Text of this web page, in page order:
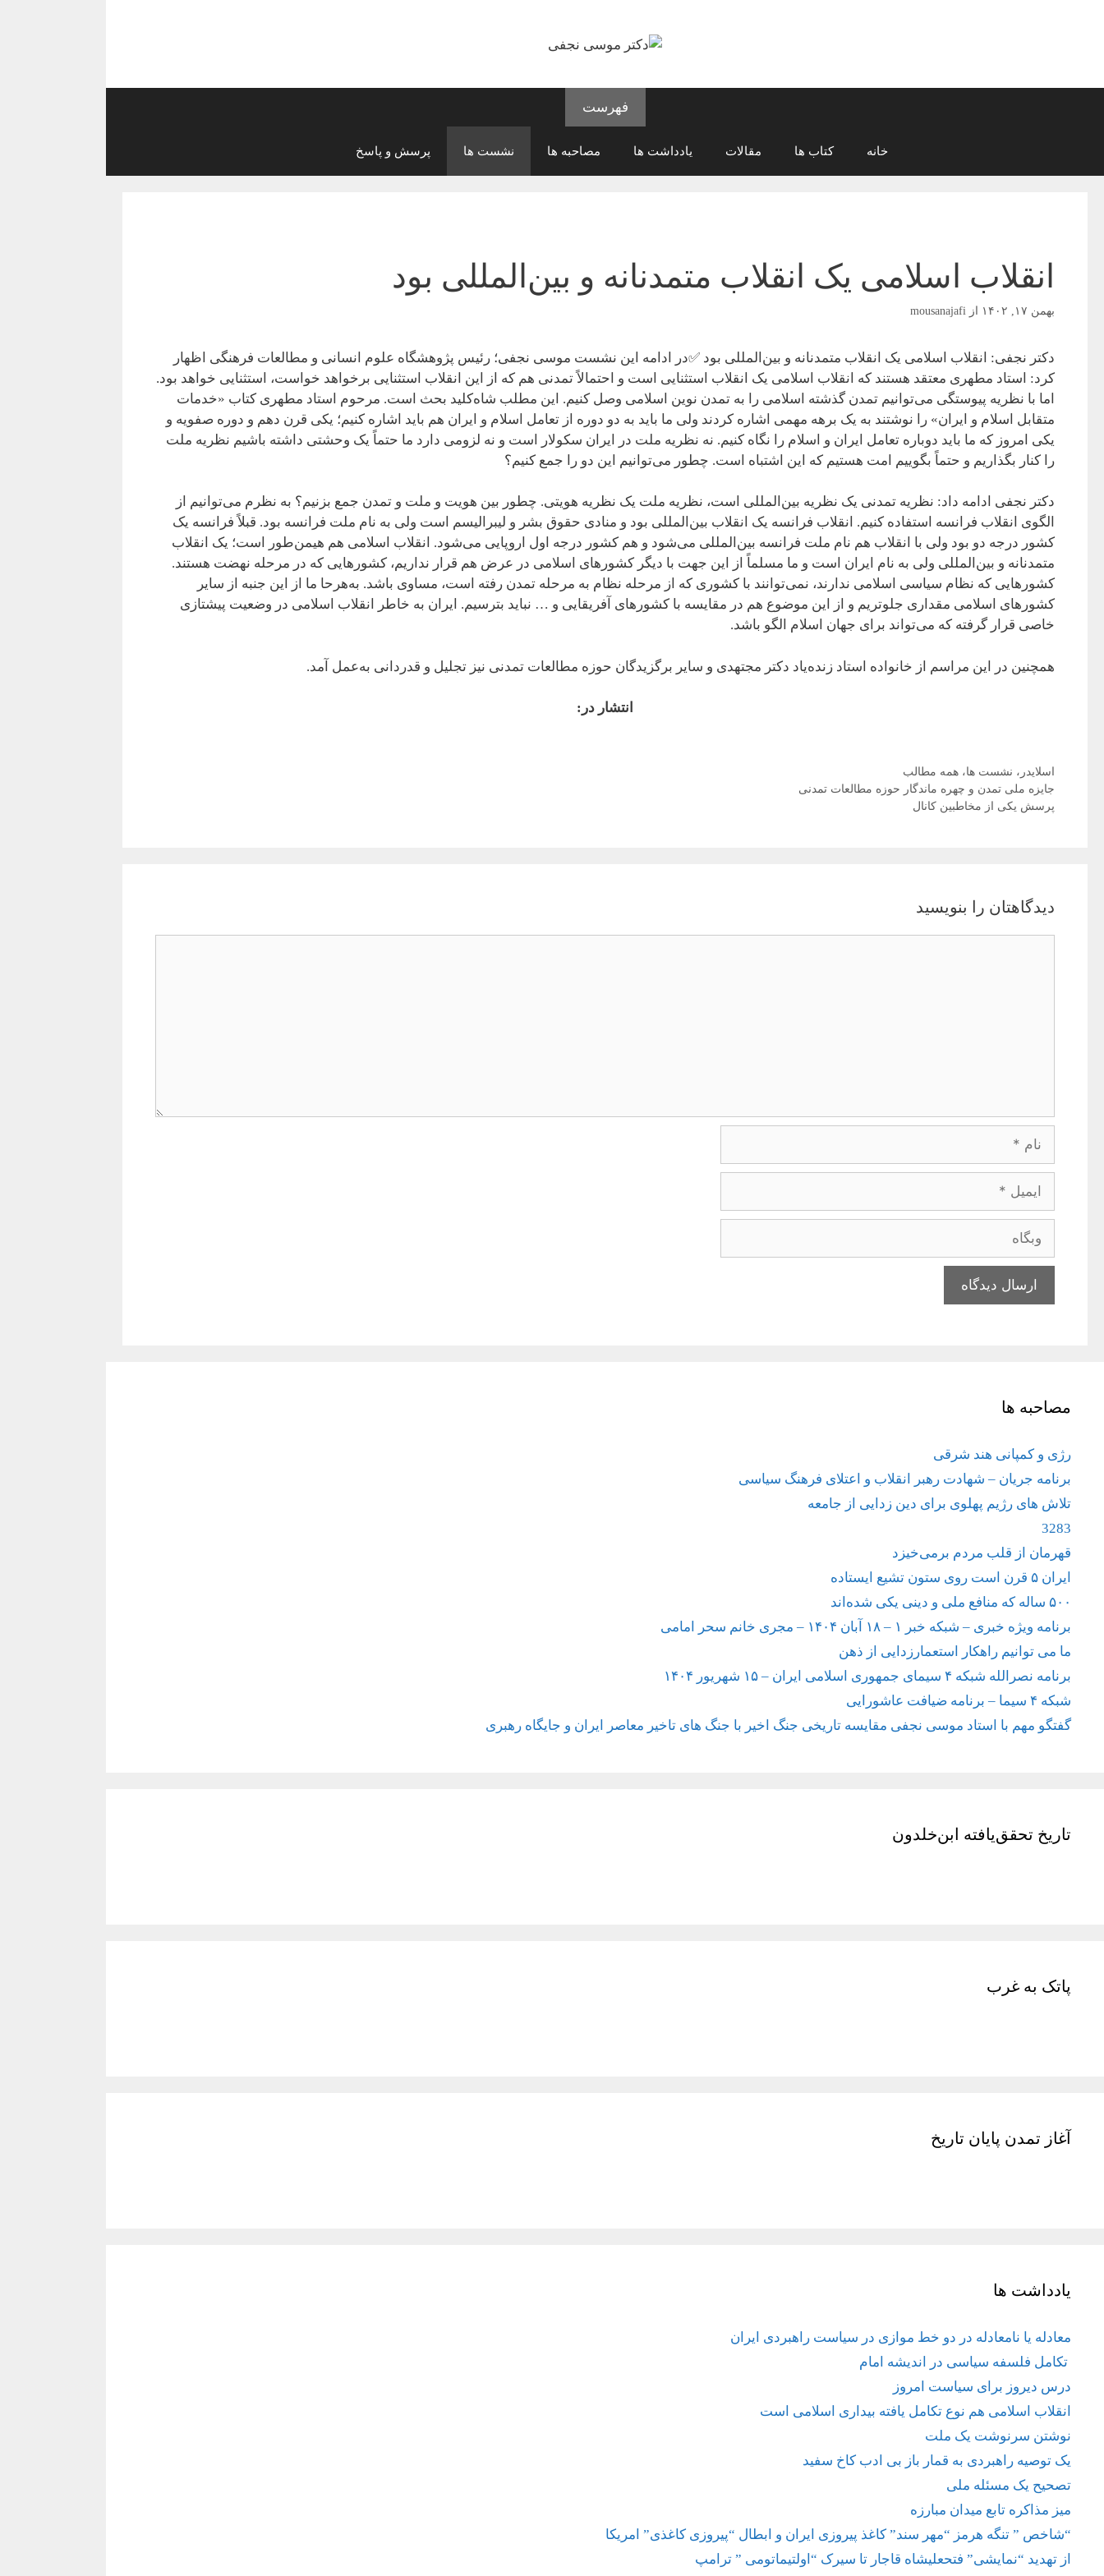
فهرست
خانه کتاب ها مقالات یادداشت ها مصاحبه ها نشست ها پرسش و پاسخ
انقلاب اسلامی یک انقلاب متمدنانه و بین‌المللی بود
بهمن ۱۷, ۱۴۰۲ از mousanajafi
دکتر نجفی: انقلاب اسلامی یک انقلاب متمدنانه و بین‌المللی بود ✅در ادامه این نشست موسی نجفی؛ رئیس پژوهشگاه علوم انسانی و مطالعات فرهنگی اظهار
کرد: استاد مطهری معتقد هستند که انقلاب اسلامی یک انقلاب استثنایی است و احتمالاً تمدنی هم که از این انقلاب استثنایی برخواهد خواست، استثنایی خواهد بود.
اما با نظریه پیوستگی می‌توانیم تمدن گذشته اسلامی را به تمدن نوین اسلامی وصل کنیم. این مطلب شاه‌کلید بحث است. مرحوم استاد مطهری کتاب «خدمات
متقابل اسلام و ایران» را نوشتند به یک برهه مهمی اشاره کردند ولی ما باید به دو دوره از تعامل اسلام و ایران هم باید اشاره کنیم؛ یکی قرن دهم و دوره صفویه و
یکی امروز که ما باید دوباره تعامل ایران و اسلام را نگاه کنیم. نه نظریه ملت در ایران سکولار است و نه لزومی دارد ما حتماً یک وحشتی داشته باشیم نظریه ملت
را کنار بگذاریم و حتماً بگوییم امت هستیم که این اشتباه است. چطور می‌توانیم این دو را جمع کنیم؟
دکتر نجفی ادامه داد: نظریه تمدنی یک نظریه بین‌المللی است، نظریه ملت یک نظریه هویتی. چطور بین هویت و ملت و تمدن جمع بزنیم؟ به نظرم می‌توانیم از
الگوی انقلاب فرانسه استفاده کنیم. انقلاب فرانسه یک انقلاب بین‌المللی بود و منادی حقوق بشر و لیبرالیسم است ولی به نام ملت فرانسه بود. قبلاً فرانسه یک
کشور درجه دو بود ولی با انقلاب هم نام ملت فرانسه بین‌المللی می‌شود و هم کشور درجه اول اروپایی می‌شود. انقلاب اسلامی هم هیمن‌طور است؛ یک انقلاب
متمدنانه و بین‌المللی ولی به نام ایران است و ما مسلماً از این جهت با دیگر کشورهای اسلامی در عرض هم قرار نداریم، کشورهایی که در مرحله نهضت هستند.
کشورهایی که نظام سیاسی اسلامی ندارند، نمی‌توانند با کشوری که از مرحله نظام به مرحله تمدن رفته است، مساوی باشد. به‌هرحا ما از این جنبه از سایر
کشورهای اسلامی مقداری جلوتریم و از این موضوع هم در مقایسه با کشورهای آفریقایی و … نباید بترسیم. ایران به خاطر انقلاب اسلامی در وضعیت پیشتازی
خاصی قرار گرفته که می‌تواند برای جهان اسلام الگو باشد.
همچنین در این مراسم از خانواده استاد زنده‌یاد دکتر مجتهدی و سایر برگزیدگان حوزه مطالعات تمدنی نیز تجلیل و قدردانی به‌عمل آمد.
انتشار در:
دسته‌ها
اسلایدر ، نشست ها، همه مطالب
ناوبری
نوشته‌ها
جایزه ملی تمدن و چهره ماندگار حوزه مطالعات تمدنی
پرسش یکی از مخاطبین کانال
دیدگاهتان را بنویسید
وبگاه
مصاحبه ها
رژی و کمپانی هند شرقی
برنامه جریان – شهادت رهبر انقلاب و اعتلای فرهنگ سیاسی
تلاش های رژیم پهلوی برای دین زدایی از جامعه
3283
قهرمان از قلب مردم برمی‌خیزد
ایران ۵ قرن است روی ستون تشیع ایستاده
۵۰۰ ساله که منافع ملی و دینی یکی شده‌اند
برنامه ویژه خبری – شبکه خبر ۱ – ۱۸ آبان ۱۴۰۴ – مجری خانم سحر امامی
ما می توانیم راهکار استعمارزدایی از ذهن
برنامه نصرالله شبکه ۴ سیمای جمهوری اسلامی ایران – ۱۵ شهریور ۱۴۰۴
شبکه ۴ سیما – برنامه ضیافت عاشورایی
گفتگو مهم با استاد موسی نجفی مقایسه تاریخی جنگ اخیر با جنگ های تاخیر معاصر ایران و جایگاه رهبری
تاریخ تحقق‌یافته ابن‌خلدون
پاتک به غرب
آغاز تمدن پایان تاریخ
یادداشت ها
معادله یا نامعادله در دو خط موازی در سیاست راهبردی ایران
تکامل فلسفه سیاسی در اندیشه امام
درس دیروز برای سیاست امروز
انقلاب اسلامی هم نوع تکامل یافته بیداری اسلامی است
نوشتن سرنوشت یک ملت
یک توصیه راهبردی به قمار باز بی ادب کاخ سفید
تصحیح یک مسئله ملی
میز مذاکره تابع میدان مبارزه
“شاخص ” تنگه هرمز “مهر سند” کاغذ پیروزی ایران و ابطال “پیروزی کاغذی” امریکا
از تهدید “نمایشی” فتحعلیشاه قاجار تا سیرک “اولتیماتومی ” ترامپ